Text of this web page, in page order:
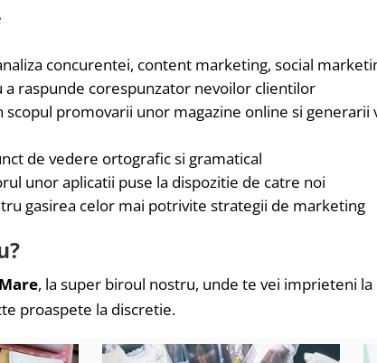
concurentei, content marketing, social
raspunde corespunzator nevoilor clientilor
promovarii unor magazine online si generarii
de vedere ortografic si gramatical
unor aplicatii puse la dispozitie de catre noi
gasirea celor mai potrivite strategii de marketing
, la super biroul nostru, unde te vei imprieteni
proaspete la discretie.